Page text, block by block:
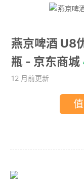
燕京啤酒 U8
瓶 - 京东商城
12 月前更新